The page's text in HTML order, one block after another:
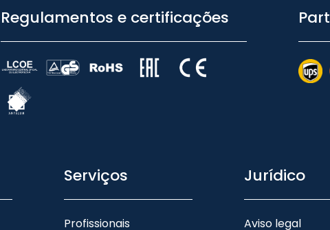
Regulamentos e certificações
Serviços
Profissionais
Jurídico
Aviso legal